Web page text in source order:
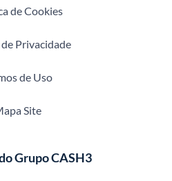
de Cookies
Privacidade
de Uso
Site
Grupo CASH3